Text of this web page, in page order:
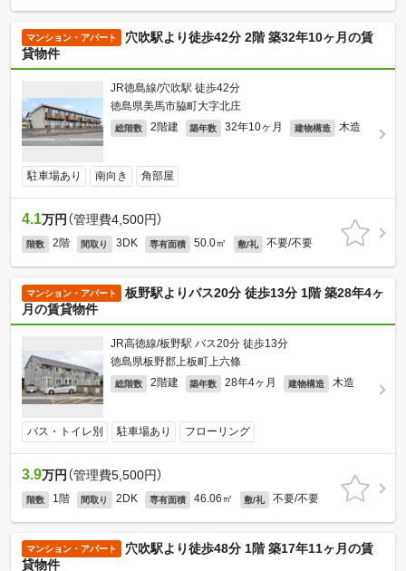
マンション・アパート
穴吹駅より徒歩42分 2階 築32年10ヶ月の賃
貸物件
JR徳島線/穴吹駅 徒歩42分
徳島県美馬市脇町大字北庄
総階数 2階建 築年数 32年10ヶ月 建物構造 木造
駐車場あり 南向き 角部屋
4.1万円 （管理費4,500円）
階数 2階 間取り 3DK 専有面積 50.0㎡ 敷/礼 不要/不要
マンション・アパート
板野駅よりバス20分 徒歩13分 1階 築28年4ヶ
月の賃貸物件
JR高徳線/板野駅 バス20分 徒歩13分
徳島県板野郡上板町上六條
総階数 2階建 築年数 28年4ヶ月 建物構造 木造
バス・トイレ別 駐車場あり フローリング
3.9万円 （管理費5,500円）
階数 1階 間取り 2DK 専有面積 46.06㎡ 敷/礼 不要/不要
マンション・アパート
穴吹駅より徒歩48分 1階 築17年11ヶ月の賃
貸物件